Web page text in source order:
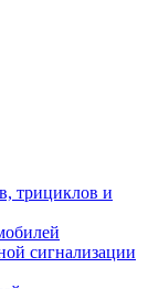
трициклов и
сигнализации